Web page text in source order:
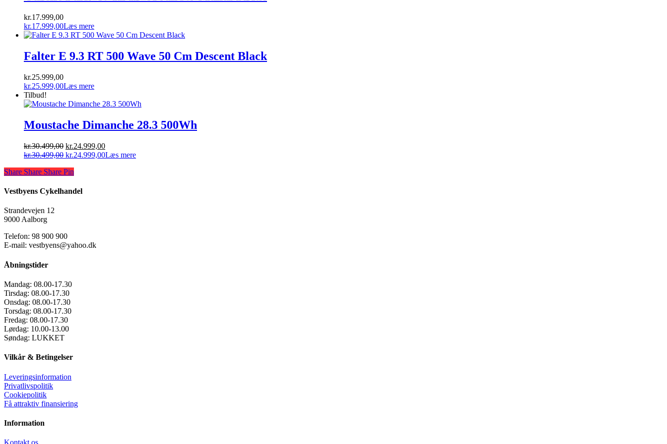
kr.17.999,00
kr.17.999,00Læs mere
Falter E 9.3 RT 500 Wave 50 Cm Descent Black
kr.25.999,00
kr.25.999,00Læs mere
Tilbud!
Moustache Dimanche 28.3 500Wh
kr.30.499,00 Den
oprindelige
var:
kr.24.999,00Den
aktuelle
kr.30.499,00 Den
pris
kr.30.499,00.
kr.24.999,00Den
Læs mere
Share
Share Share Share Pin
Vestbyens Cykelhandel
Strandevejen 12
9000 Aalborg
Telefon: 98 900 900
E-mail: vestbyens@yahoo.dk
Åbningstider
Mandag: 08.00-17.30
Tirsdag: 08.00-17.30
Onsdag: 08.00-17.30
Torsdag: 08.00-17.30
Fredag: 08.00-17.30
Lørdag: 10.00-13.00
Søndag: LUKKET
Vilkår & Betingelser
Leveringsinformation
Privatlivspolitik
Cookiepolitik
Få attraktiv finansiering
Information
Kontakt os